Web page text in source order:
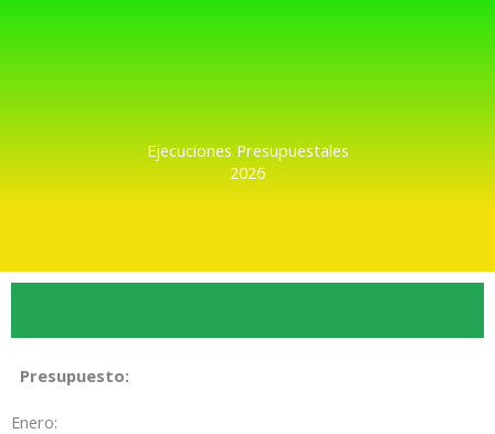
Ejecuciones Presupuestales
2026
Presupuesto:
Enero: